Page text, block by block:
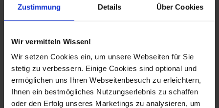
Zustimmung Details Über Cookies
Wir vermitteln Wissen!
Wir setzen Cookies ein, um unsere Webseiten für Sie
stetig zu verbessern. Einige Cookies sind optional und
ermöglichen uns Ihren Webseitenbesuch zu erleichtern,
Ihnen ein bestmögliches Nutzungserlebnis zu schaffen
oder den Erfolg unseres Marketings zu analysieren, um
Das Seminar vermittelt kompakt und
praxisnah die Grundlagen und die Vorteile aus
ökologischer Sicht des kreislaufgerechten
Bauens.
Durchführungen
Veranstaltungsdatum Veranstaltungsort
13. – 14.10.2026 Berlin